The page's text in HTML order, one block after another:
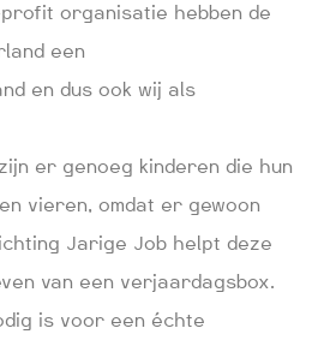
organisatie hebben de
een
en dus ook wij als
er genoeg kinderen die hun
vieren, omdat er gewoon
Jarige Job helpt deze
van een verjaardagsbox.
is voor een échte